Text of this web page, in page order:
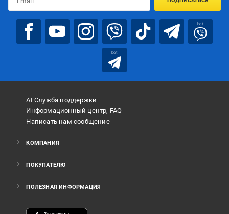
bot
bot
AI Служба поддержки
Информационный центр, FAQ
Написать нам сообщение
КОМПАНИЯ
ПОКУПАТЕЛЮ
ПОЛЕЗНАЯ ИНФОРМАЦИЯ